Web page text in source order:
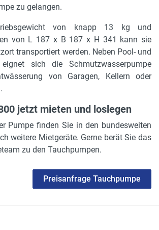
zu gelangen.
von knapp 13 kg und
von L 187 x B 187 x H 341 kann sie
transportiert werden. Neben Pool- und
eignet sich die Schmutzwasserpumpe
von Garagen, Kellern oder
jetzt mieten und loslegen
Pumpe finden Sie in den bundesweiten
weitere Mietgeräte. Gerne berät Sie das
zu den Tauchpumpen.
Preisanfrage Tauchpumpe